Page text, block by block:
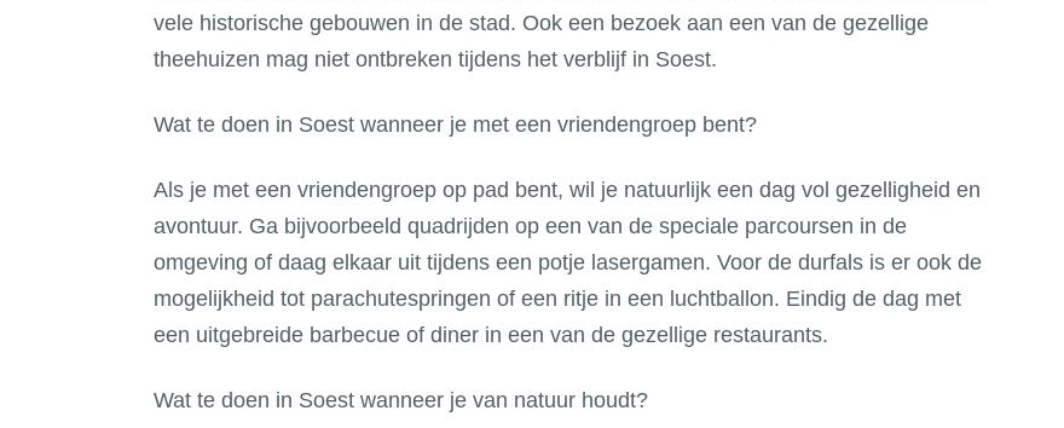
vele historische gebouwen in de stad. Ook een bezoek aan een van de gezellige
theehuizen mag niet ontbreken tijdens het verblijf in Soest.
Wat te doen in Soest wanneer je met een vriendengroep bent?
Als je met een vriendengroep op pad bent, wil je natuurlijk een dag vol gezelligheid en
avontuur. Ga bijvoorbeeld quadrijden op een van de speciale parcoursen in de
omgeving of daag elkaar uit tijdens een potje lasergamen. Voor de durfals is er ook de
mogelijkheid tot parachutespringen of een ritje in een luchtballon. Eindig de dag met
een uitgebreide barbecue of diner in een van de gezellige restaurants.
Wat te doen in Soest wanneer je van natuur houdt?